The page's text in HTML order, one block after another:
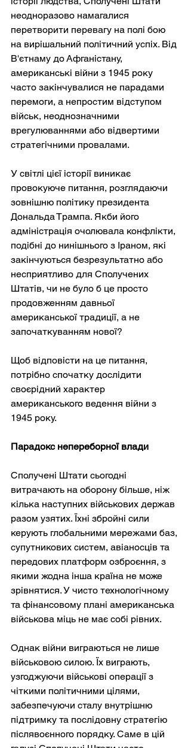
неодноразово намагалися
перетворити перевагу на полі бою
на вирішальний політичний успіх. Від
В'єтнаму до Афганістану,
американські війни з 1945 року
часто закінчувалися не парадами
перемоги, а непростим відступом
військ, неоднозначними
врегулюваннями або відвертими
стратегічними провалами.
У світлі цієї історії виникає
провокуюче питання, розглядаючи
зовнішню політику президента
Дональда Трампа. Якби його
адміністрація очолювала конфлікти,
подібні до нинішнього з Іраном, які
закінчуються безрезультатно або
несприятливо для Сполучених
Штатів, чи не було б це просто
продовженням давньої
американської традиції, а не
започаткуванням нової?
Щоб відповісти на це питання,
потрібно спочатку дослідити
своєрідний характер
американського ведення війни з
1945 року.
Парадокс непереборної влади
Сполучені Штати сьогодні
витрачають на оборону більше, ніж
кілька наступних військових держав
разом узятих. Їхні збройні сили
керують глобальними мережами баз,
супутникових систем, авіаносців та
передових платформ озброєння, з
якими жодна інша країна не може
зрівнятися. У чисто технологічному
та фінансовому плані американська
військова міць не має собі рівних.
Однак війни виграються не лише
військовою силою. Їх виграють,
узгоджуючи військові операції з
чіткими політичними цілями,
забезпечуючи сталу внутрішню
підтримку та послідовну стратегію
післявоєнного порядку. Саме в цій